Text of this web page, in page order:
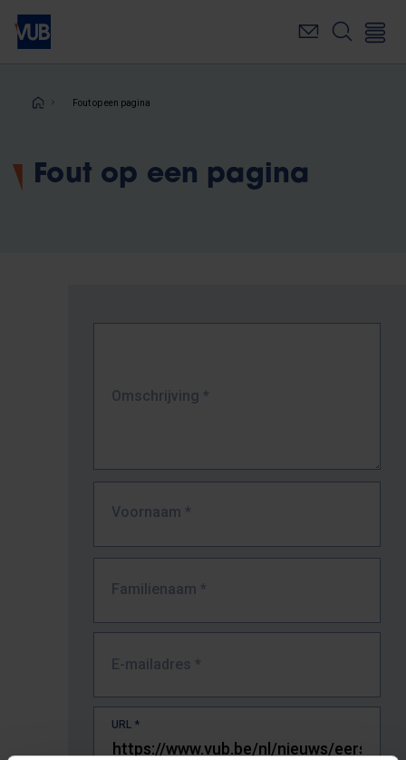
Overslaan
naar
inhoudKruimelpad
Fout op een pagina
Fout op een pagina
Omschrijving *
Voornaam *
Familienaam *
E-mailadres *
URL *